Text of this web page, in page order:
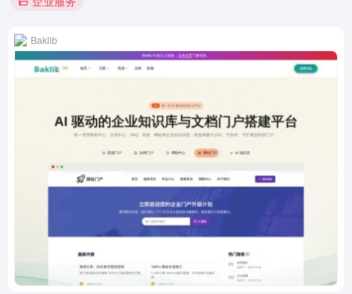
Baklib